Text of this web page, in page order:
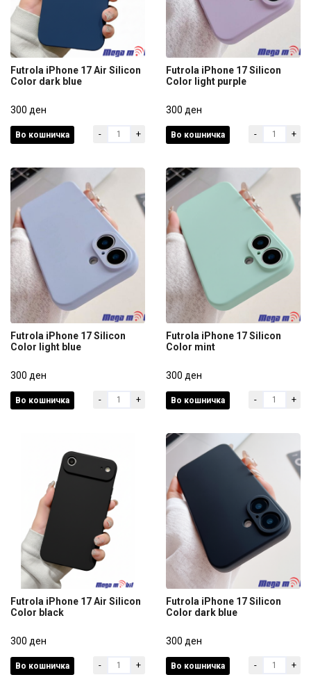
Color dark blue
300 ден
Futrola iPhone 17 Air Silicon
Color dark blue
300 ден
Во кошничка - +
Color light purple
300 ден
Futrola iPhone 17 Silicon
Color light purple
300 ден
Во кошничка - +
Color light blue
300 ден
Futrola iPhone 17 Silicon
Color light blue
300 ден
Во кошничка - +
Color mint
300 ден
Futrola iPhone 17 Silicon
Color mint
300 ден
Во кошничка - +
Color black
300 ден
Futrola iPhone 17 Air Silicon
Color black
300 ден
Во кошничка - +
Color dark blue
300 ден
Futrola iPhone 17 Silicon
Color dark blue
300 ден
Во кошничка - +